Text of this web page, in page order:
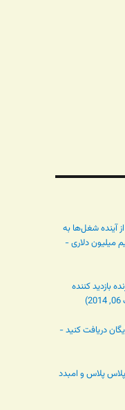
از آینده شغل‌ها به
میلیون دلاری -
بازدید کننده
دریافت کنید -
پلاس و امبدد